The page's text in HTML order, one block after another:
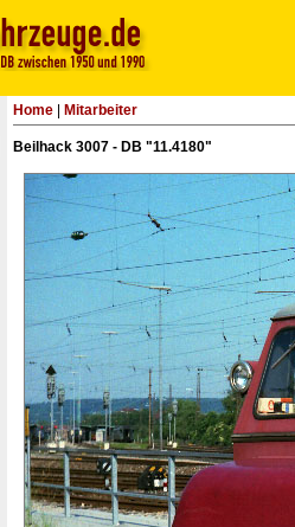
Home Mitarbeiter
Beilhack 3007 - DB "11.4180"